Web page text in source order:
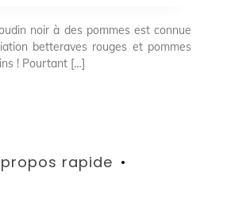
noir à des pommes est connue
betteraves rouges et pommes
! Pourtant […]
rapide